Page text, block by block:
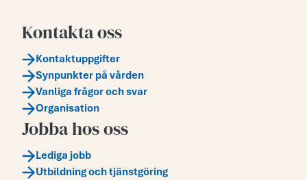
Kontakta oss
Kontaktuppgifter
Synpunkter på vården
Vanliga frågor och svar
Organisation
Jobba hos oss
Lediga jobb
Utbildning och tjänstgöring